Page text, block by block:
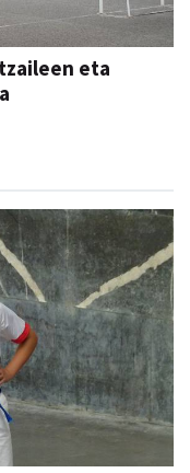
eta